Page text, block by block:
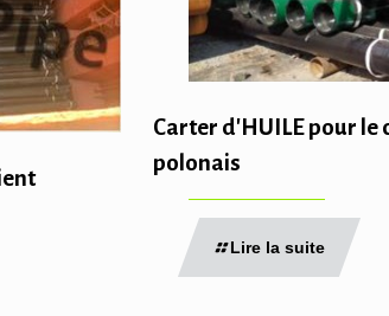
Carter d'HUILE pour le
polonais
Lire la suite